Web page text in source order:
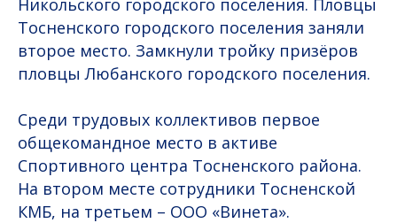
Никольского городского поселения. Пловцы
Тосненского городского поселения заняли
второе место. Замкнули тройку призёров
пловцы Любанского городского поселения.
Среди трудовых коллективов первое
общекомандное место в активе
Спортивного центра Тосненского района.
На втором месте сотрудники Тосненской
КМБ, на третьем – ООО «Винета».